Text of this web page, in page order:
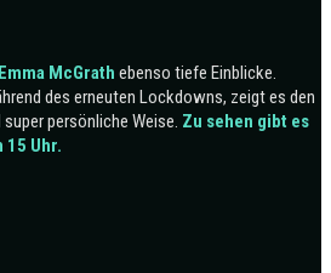
Emma McGrath ebenso tiefe Einblicke.
des erneuten Lockdowns, zeigt es den
persönliche Weise. Zu sehen gibt es
15 Uhr.